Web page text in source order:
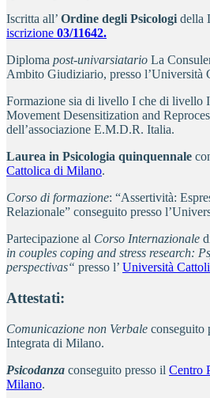
Iscritta all’ Ordine degli Psicologi della
iscrizione 03/11642.
Diploma post-univarsiatario La
Ambito Giudiziario, presso l’Università
Formazione sia di livello I che di
Movement Desensitization and
dell’associazione E.M.D.R. Italia.
Laurea in Psicologia quinquennale
Cattolica di Milano.
Corso di formazione: “Assertività:
Relazionale” conseguito presso
Partecipazione al Corso Internazionale
in couples coping and stress research:
perspectivas“ presso l’ Università
Attestati:
Comunicazione non Verbale conseguito
Integrata di Milano.
Psicodanza conseguito presso il Centro
Milano.